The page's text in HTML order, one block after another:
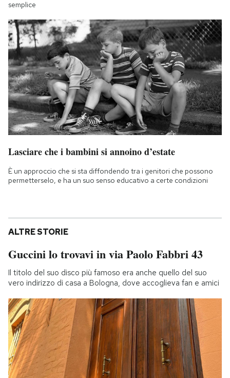
semplice
Lasciare che i bambini si annoino d’estate
È un approccio che si sta diffondendo tra i genitori che possono
permetterselo, e ha un suo senso educativo a certe condizioni
ALTRE STORIE
Guccini lo trovavi in via Paolo Fabbri 43
Il titolo del suo disco più famoso era anche quello del suo
vero indirizzo di casa a Bologna, dove accoglieva fan e amici